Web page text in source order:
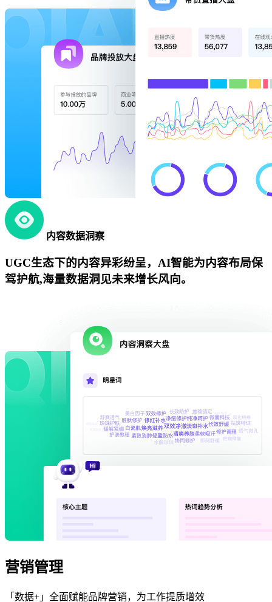
内容数据洞察
UGC生态下的内容异彩纷呈，AI智能为内容布局保
驾护航,海量数据洞见未来增长风向。
营销管理
「数据+」全面赋能品牌营销，为工作提质增效